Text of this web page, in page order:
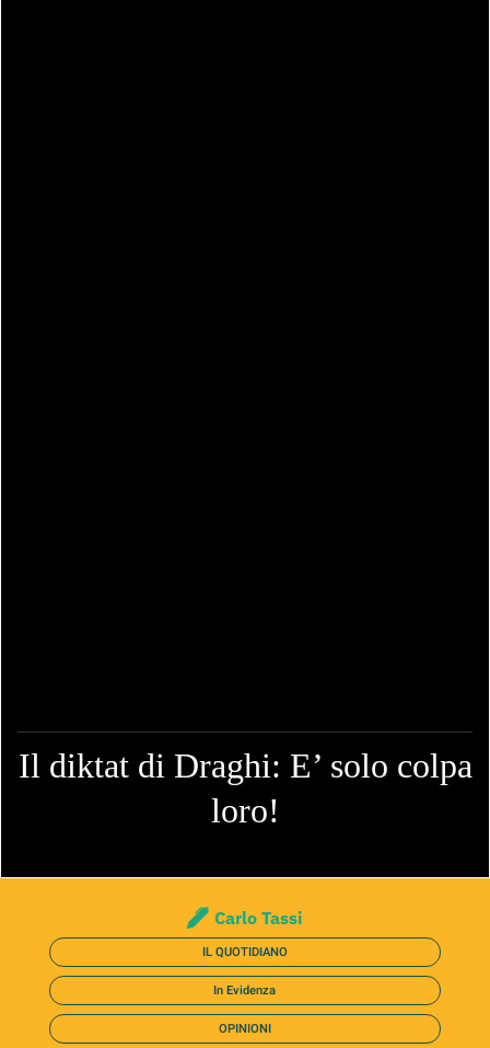
Il diktat di Draghi: E’ solo colpa
loro!
Carlo Tassi
IL QUOTIDIANO
In Evidenza
OPINIONI